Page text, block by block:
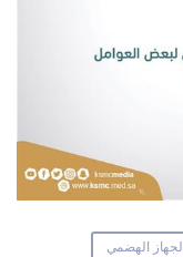
الجهاز الهضمي